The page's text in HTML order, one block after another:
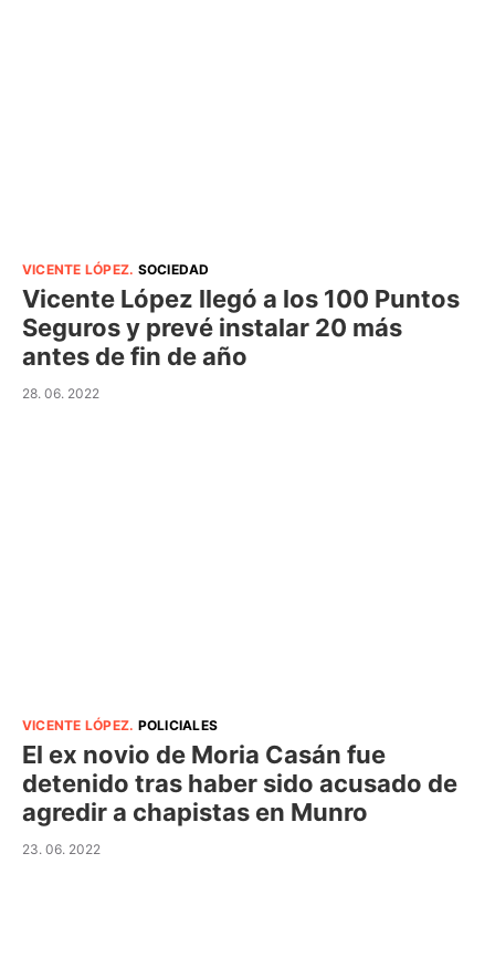
VICENTE LÓPEZ. SOCIEDAD
Vicente López llegó a los 100 Puntos
Seguros y prevé instalar 20 más
antes de fin de año
28. 06. 2022
VICENTE LÓPEZ. POLICIALES
El ex novio de Moria Casán fue
detenido tras haber sido acusado de
agredir a chapistas en Munro
23. 06. 2022